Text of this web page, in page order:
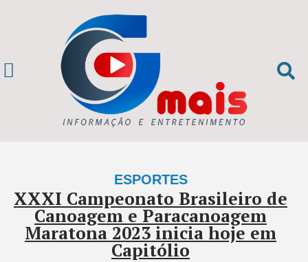
ESPORTES
XXXI Campeonato Brasileiro de
Canoagem e Paracanoagem
Maratona 2023 inicia hoje em
Capitólio